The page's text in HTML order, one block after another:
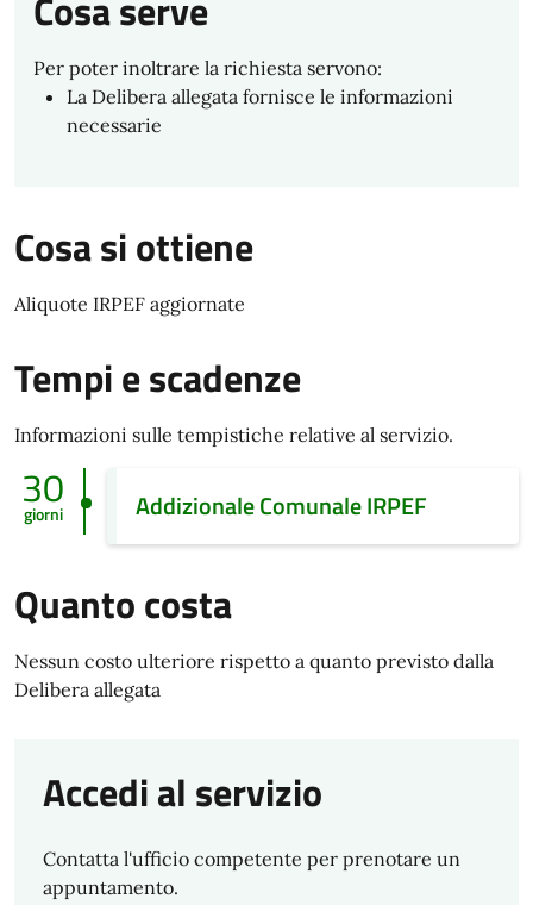
Per poter inoltrare la richiesta servono:
La Delibera allegata fornisce le informazioni
necessarie
Cosa si ottiene
Aliquote IRPEF aggiornate
Tempi e scadenze
Informazioni sulle tempistiche relative al servizio.
30
giorni Addizionale Comunale IRPEF
Quanto costa
Nessun costo ulteriore rispetto a quanto previsto dalla
Delibera allegata
Accedi al servizio
Contatta l'ufficio competente per prenotare un
appuntamento.